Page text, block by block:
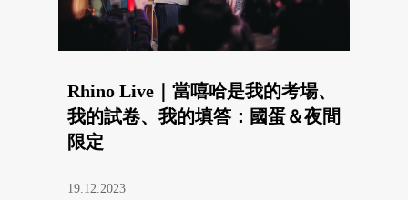
Rhino Live｜當嘻哈是我的考場、
我的試卷、我的填答：國蛋＆夜間
限定
19.12.2023